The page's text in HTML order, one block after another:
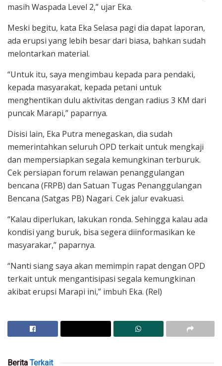
masih Waspada Level 2,” ujar Eka.
Meski begitu, kata Eka Selasa pagi dia dapat laporan,
ada erupsi yang lebih besar dari biasa, bahkan sudah
melontarkan material.
“Untuk itu, saya mengimbau kepada para pendaki,
kepada masyarakat, kepada petani untuk
menghentikan dulu aktivitas dengan radius 3 KM dari
puncak Marapi,” paparnya.
Disisi lain, Eka Putra menegaskan, dia sudah
memerintahkan seluruh OPD terkait untuk mengkaji
dan mempersiapkan segala kemungkinan terburuk.
Cek persiapan forum relawan penanggulangan
bencana (FRPB) dan Satuan Tugas Penanggulangan
Bencana (Satgas PB) Nagari. Cek jalur evakuasi.
“Kalau diperlukan, lakukan ronda. Sehingga kalau ada
kondisi yang buruk, bisa segera diinformasikan ke
masyarakar,” paparnya.
“Nanti siang saya akan memimpin rapat dengan OPD
terkait untuk mengantisipasi segala kemungkinan
akibat erupsi Marapi ini,” imbuh Eka. (Rel)
Berita Terkait